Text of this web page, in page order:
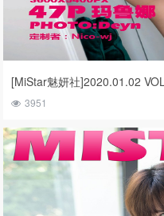
[MiStar魅妍社]2020.01.02
3951